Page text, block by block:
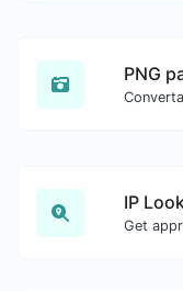
PNG
IP
Get